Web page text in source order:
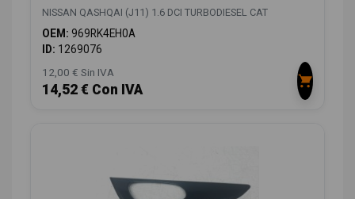
NISSAN QASHQAI (J11) 1.6 DCI TURBODIESEL CAT
OEM: 969RK4EH0A
ID: 1269076
12,00 € Sin IVA
14,52 € Con IVA